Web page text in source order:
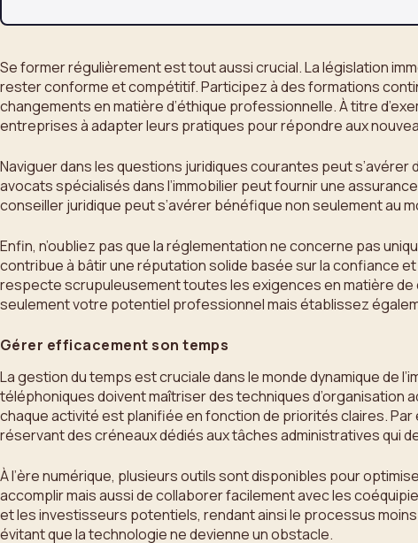
Se former régulièrement est tout aussi crucial. La législation
rester conforme et compétitif. Participez à des formations
changements en matière d’éthique professionnelle. À titre
entreprises à adapter leurs pratiques pour répondre aux
Naviguer dans les questions juridiques courantes peut
avocats spécialisés dans l’immobilier peut fournir une
conseiller juridique peut s’avérer bénéfique non seulement
Enfin, n’oubliez pas que la réglementation ne concerne pas
contribue à bâtir une réputation solide basée sur la confiance
respecte scrupuleusement toutes les exigences en matière
seulement votre potentiel professionnel mais établissez
Gérer efficacement son temps
La gestion du temps est cruciale dans le monde dynamique de
téléphoniques doivent maîtriser des techniques d’organisation
chaque activité est planifiée en fonction de priorités claires.
réservant des créneaux dédiés aux tâches administratives qui
À l’ère numérique, plusieurs outils sont disponibles pour
accomplir mais aussi de collaborer facilement avec les
et les investisseurs potentiels, rendant ainsi le processus
évitant que la technologie ne devienne un obstacle.